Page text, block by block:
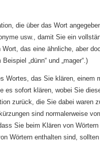
die über das Wort
usw., damit Sie ein
das eine ähnliche, aber
„dünn“ und „mager“.)
Wortes, das Sie klären, einem
es sofort klären, wobei Sie
zurück, die Sie dabei waren
sind normalerweise
Sie beim Klären von
Wörtern enthalten sind,